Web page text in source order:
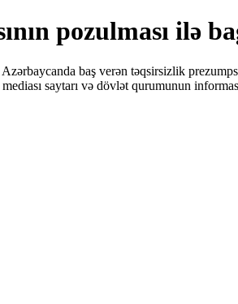
pozulması ilə
baş verən təqsirsizlik
saytarı və dövlət qurumunun